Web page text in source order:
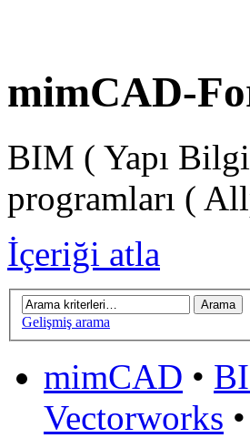
mimCAD-
BIM ( Yapı
programları (
İçeriği atla
Gelişmiş arama
mimCAD •
Vectorworks •